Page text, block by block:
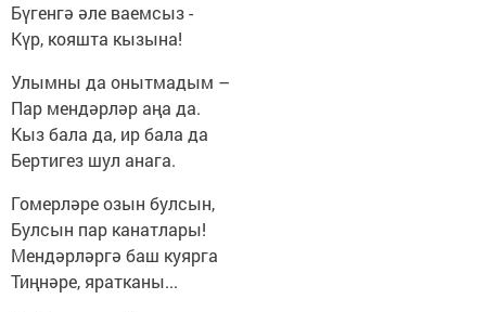
Бүгенгә әле ваемсыз -
Күр, кояшта кызына!
Улымны да онытмадым –
Пар мендәрләр аңа да.
Кыз бала да, ир бала да
Бертигез шул анага.
Гомерләре озын булсын,
Булсын пар канатлары!
Мендәрләргә баш куярга
Тиңнәре, яратканы...